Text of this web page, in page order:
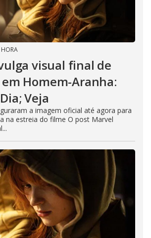
visual final de
em Homem-Aranha:
Veja
a imagem oficial até agora para
na estreia do filme O post Marvel